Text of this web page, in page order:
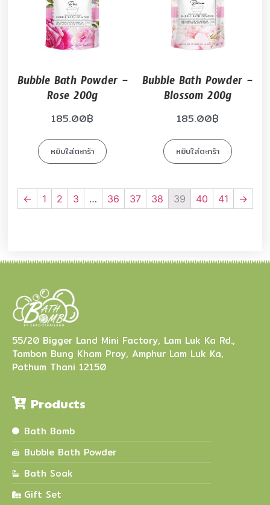
Bubble Bath Powder –
Rose 200g
185.00฿
หยิบใส่ตะกร้า
Bubble Bath Powder –
Blossom 200g
185.00฿
หยิบใส่ตะกร้า
← 1 2 3 … 36 37 38 39 40 41 →
55/20 Bigger Land Mini Factory, Lam Luk Ka Rd.,
Tambon Bung Kham Proy, Amphur Lam Luk Ka,
Pathum Thani 12150
Products
Bath Bomb
Bubble Bath Powder
Bath Soak
Gift Set